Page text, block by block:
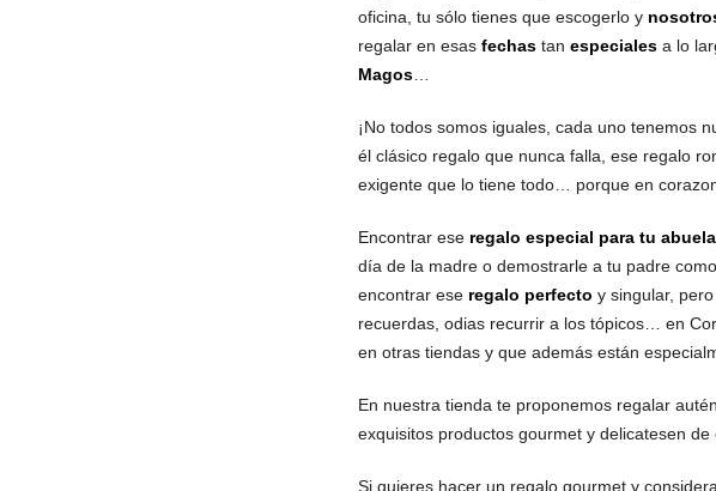
oficina, tu sólo tienes que escogerlo y
regalar en esas fechastan especialesa lo
Magos…
¡No todos somos iguales, cada uno tenemos
él clásico regalo que nunca falla, ese regalo
exigente que lo tiene todo… porque en
Encontrar ese regalo especial para tu abuela
día de la madre o demostrarle a tu padre
encontrar ese regalo perfecto y singular,
recuerdas, odias recurrir a los tópicos… en
en otras tiendas y que además están
En nuestra tienda te proponemos regalar
exquisitos productos gourmet y delicatesen
Si quieres hacer un regalo gourmet y